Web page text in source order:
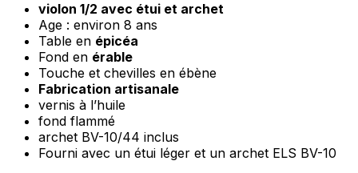
violon 1/2 avec étui et archet
Age : environ 8 ans
Table en épicéa
Fond en érable
Touche et chevilles en ébène
Fabrication artisanale
vernis à l’huile
fond flammé
archet BV-10/44 inclus
Fourni avec un étui léger et un archet ELS BV-10